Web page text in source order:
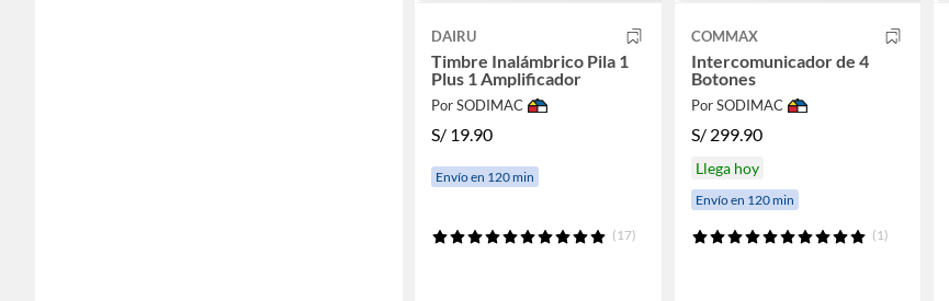
DAIRU
Timbre Inalámbrico Pila 1
Plus 1 Amplificador
Por SODIMAC
S/ 19.90
Envío en 120 min
(17)
COMMAX
Intercomunicador de 4
Botones
Por SODIMAC
S/ 299.90
Llega hoy
Envío en 120 min
(1)